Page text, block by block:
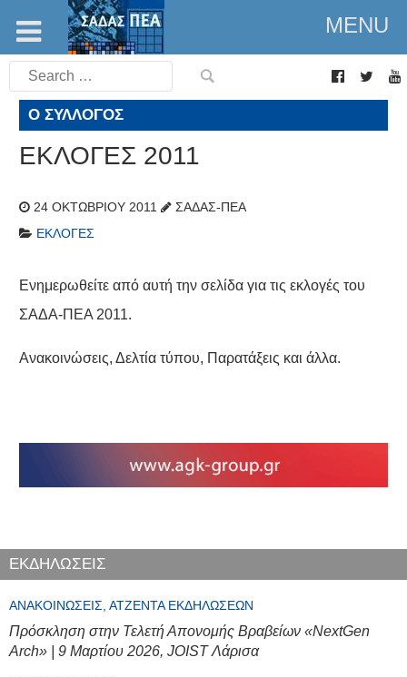
MENU
Search
for:
Ο ΣΎΛΛΟΓΟΣ
ΕΚΛΟΓΕΣ 2011
24 ΟΚΤΩΒΡΊΟΥ 2011
ΣΑΔΑΣ-ΠΕΑ
ΕΚΛΟΓΈΣ
Ενημερωθείτε από αυτή την σελίδα για τις εκλογές του
ΣΑΔΑ-ΠΕΑ 2011.
Ανακοινώσεις, Δελτία τύπου, Παρατάξεις και άλλα.
ΕΚΔΗΛΩΣΕΙΣ
ΑΝΑΚΟΙΝΏΣΕΙΣ, ΑΤΖΈΝΤΑ ΕΚΔΗΛΏΣΕΩΝ
Πρόσκληση στην Τελετή Απονομής Βραβείων «NextGen
Arch» | 9 Μαρτίου 2026, JOIST Λάρισα